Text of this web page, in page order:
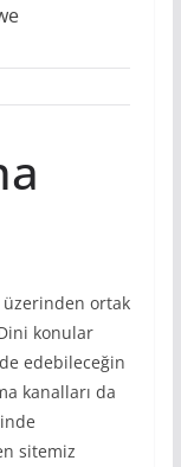
ortak
konular
edebileceğin
kanalları da
sitemiz